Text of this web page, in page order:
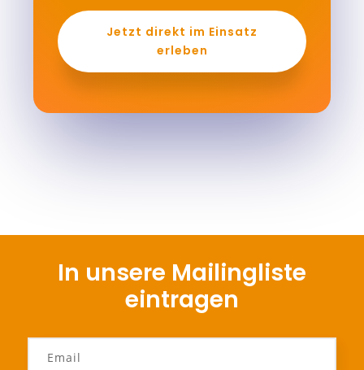
Jetzt direkt im Einsatz
erleben
In unsere Mailingliste
eintragen